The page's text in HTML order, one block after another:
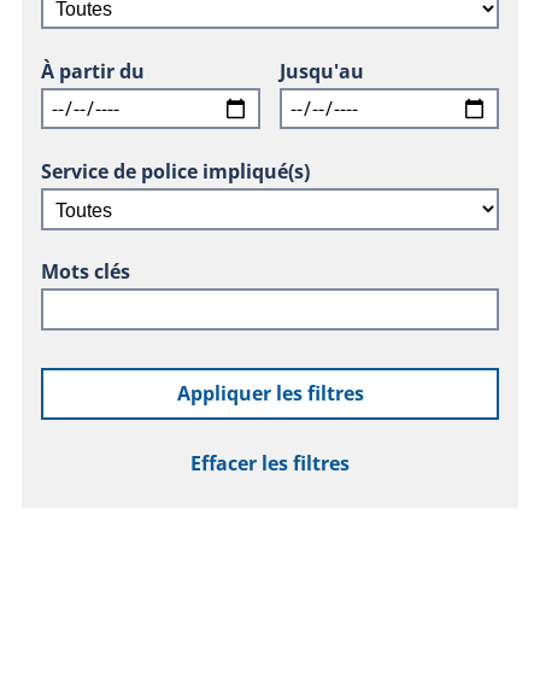
À partir du Jusqu'au
Service de police impliqué(s)
Mots clés
Appliquer les filtres
Effacer les filtres